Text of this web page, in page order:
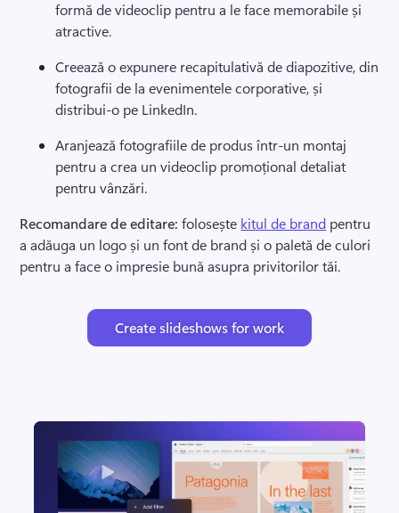
formă de videoclip pentru a le face memorabile și
atractive.
Creează o expunere recapitulativă de diapozitive, din
fotografii de la evenimentele corporative, și
distribui-o pe LinkedIn.
Aranjează fotografiile de produs într-un montaj
pentru a crea un videoclip promoțional detaliat
pentru vânzări.
Recomandare de editare: folosește kitul de brand pentru
a adăuga un logo și un font de brand și o paletă de culori
pentru a face o impresie bună asupra privitorilor tăi.
Create slideshows for work